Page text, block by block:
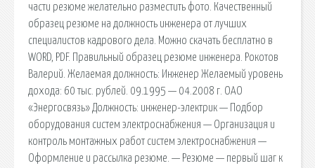
части резюме желательно разместить фото. Качественный
образец резюме на должность инженера от лучших
специалистов кадрового дела. Можно скачать бесплатно в
WORD, PDF. Правильный образец резюме инженера. Рокотов
Валерий. Желаемая должность: Инженер Желаемый уровень
дохода: 60 тыс. рублей. 09.1995 — 04.2008 г. ОАО
«Энергосвязь» Должность: инженер-электрик — Подбор
оборудования систем электроснабжения — Организация и
контроль монтажных работ систем электроснабжения —
Оформление и рассылка резюме. — Резюме — первый шаг к